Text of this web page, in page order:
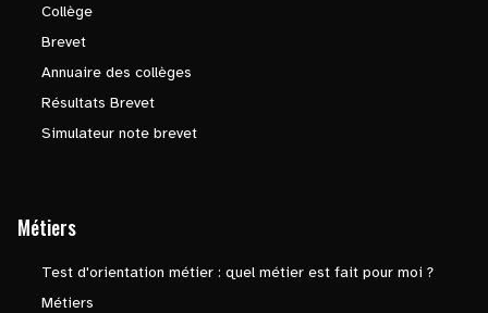
Collège
Brevet
Annuaire des collèges
Résultats Brevet
Simulateur note brevet
Métiers
Test d'orientation métier : quel métier est fait pour moi ?
Métiers